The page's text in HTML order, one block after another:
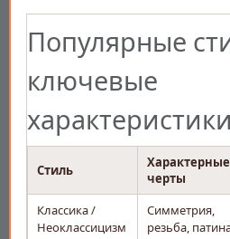
Популярные
ключевые
характеристики
Стиль
Характерные
черты
Классика /
Неоклассицизм
Симметрия,
резьба,